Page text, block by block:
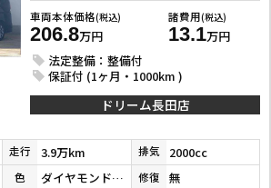
車両本体価格(税込)
206.8万円
諸費用(税込)
13.1万円
法定整備：整備付
保証付 (1ヶ月・1000km )
ドリーム長田店
走行 3.9万km 排気 2000cc
色 ダイヤモンドブラックパール 修復 無